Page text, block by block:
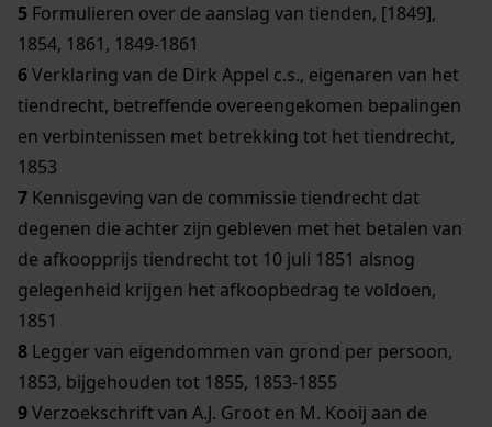
5 Formulieren over de aanslag van tienden, [1849],
1854, 1861, 1849-1861
6Verklaring van de Dirk Appel c.s., eigenaren van het
tiendrecht, betreffende overeengekomen bepalingen
en verbintenissen met betrekking tot het tiendrecht,
1853
7 Kennisgeving van de commissie tiendrecht dat
degenen die achter zijn gebleven met het betalen van
de afkoopprijs tiendrecht tot 10 juli 1851 alsnog
gelegenheid krijgen het afkoopbedrag te voldoen,
1851
8 Legger van eigendommen van grond per persoon,
1853, bijgehouden tot 1855, 1853-1855
9Verzoekschrift van A.J. Groot en M. Kooij aan de